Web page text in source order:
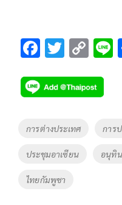
F
e
b
o
k
T
tt
er
C
p
y
Li
Tags
การต่างประเทศ การ
ประชุมอาเซียน อนุทิน
ไทยกัมพูชา